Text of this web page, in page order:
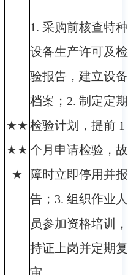
★★
★★
★
1. 采购前核查特种
设备生产许可及检
验报告，建立设备
档案；2. 制定定期
检验计划，提前 1
个月申请检验，故
障时立即停用并报
告；3. 组织作业人
员参加资格培训，
持证上岗并定期复